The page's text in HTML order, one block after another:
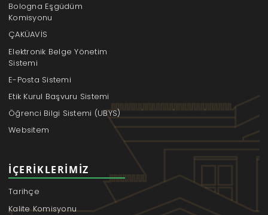
Bologna Eşgüdüm
Komisyonu
ÇAKÜAVİS
Elektronik Belge Yönetim
Sistemi
E-Posta Sistemi
Etik Kurul Başvuru Sistemi
Öğrenci Bilgi Sistemi (UBYS)
Websitem
İÇERIKLERIMIZ
Tarihçe
Kalite Komisyonu